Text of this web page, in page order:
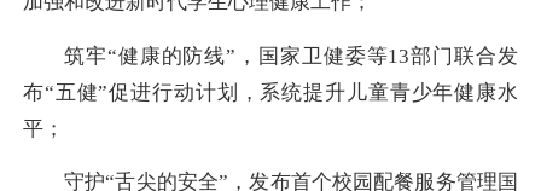
筑牢“健康的防线”，国家卫健委等13部门联合发
布“五健”促进行动计划，系统提升儿童青少年健康水
平；
守护“舌尖的安全”，发布首个校园配餐服务管理国